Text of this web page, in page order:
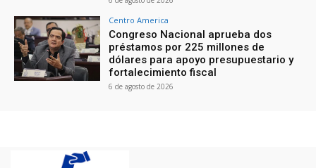
Centro America
Congreso Nacional aprueba dos
préstamos por 225 millones de
dólares para apoyo presupuestario y
fortalecimiento fiscal
6 de agosto de 2026